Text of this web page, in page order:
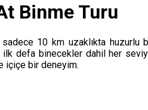
Binme Turu
10 km uzaklıkta
ilk defa binecekler dahil her
içiçe bir deneyim.